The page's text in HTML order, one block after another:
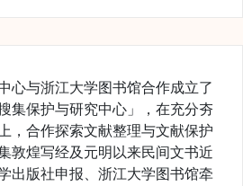
心与浙江大学图书馆合作成立了
集保护与研究中心」，在充分夯
，合作探索文献整理与文献保护
敦煌写经及元明以来民间文书近
出版社申报、浙江大学图书馆牵